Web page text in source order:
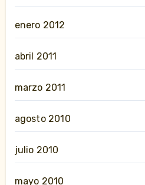
enero 2012
abril 2011
marzo 2011
agosto 2010
julio 2010
mayo 2010